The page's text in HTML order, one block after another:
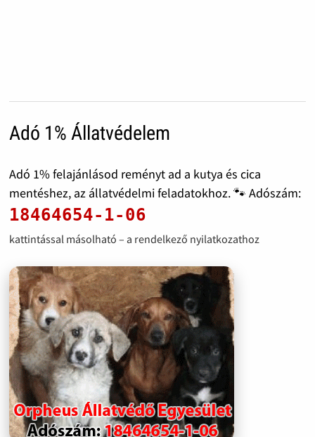
Adó 1% Állatvédelem
Adó 1% felajánlásod reményt ad a kutya és cica
mentéshez, az állatvédelmi feladatokhoz. 🐾 Adószám:
18464654-1-06
kattintással másolható – a rendelkező nyilatkozathoz